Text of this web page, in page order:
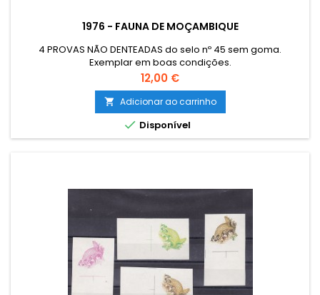
1976 - FAUNA DE MOÇAMBIQUE
4 PROVAS NÃO DENTEADAS do selo nº 45 sem goma.
Exemplar em boas condições.
Preço
12,00 €
 Adicionar ao carrinho
 Disponível